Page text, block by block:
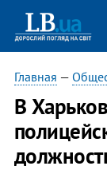
Главная —
В